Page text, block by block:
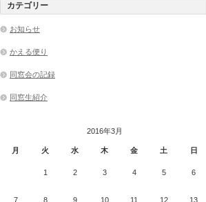
カテゴリー
お知らせ
かえる便り
同窓会の記録
同窓生紹介
2016年3月
月 火 水 木 金 土 日
1 2 3 4 5 6
7 8 9 10 11 12 13